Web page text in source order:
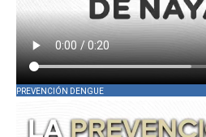
PREVENCIÓN DENGUE